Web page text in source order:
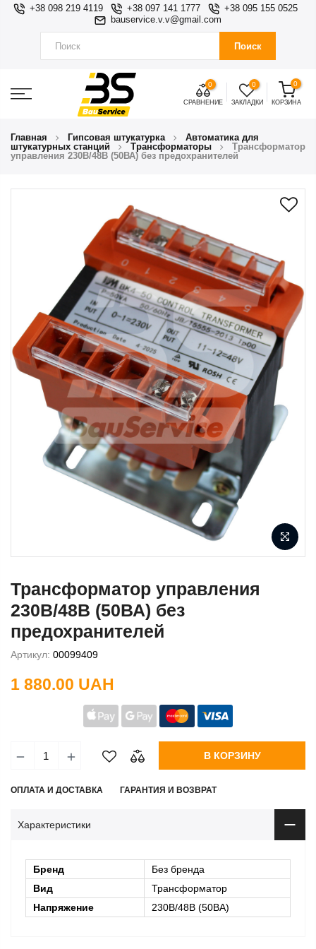
+38 098 219 4119 +38 097 141 1777
+38 095 155 0525
bauservice.v.v@gmail.com
Поиск
0
СРАВНЕНИЕ
0
ЗАКЛАДКИ
0
КОРЗИНА
Главная Гипсовая штукатурка
Автоматика для
штукатурных станций
Трансформаторы
Трансформатор
управления 230В/48В (50ВА) без предохранителей
Трансформатор управления
230В/48В (50ВА) без
предохранителей
Артикул: 00099409
1 880.00 UAH
В КОРЗИНУ
ОПЛАТА И ДОСТАВКА ГАРАНТИЯ И ВОЗВРАТ
Характеристики
Бренд
Без бренда
Вид
Трансформатор
Напряжение
230В/48В (50ВА)